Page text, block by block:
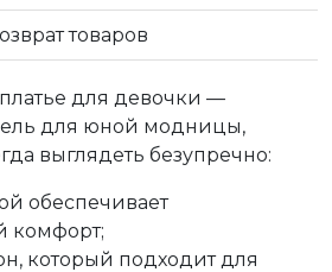
товаров
для девочки —
для юной модницы,
выглядеть безупречно:
обеспечивает
комфорт;
который подходит для